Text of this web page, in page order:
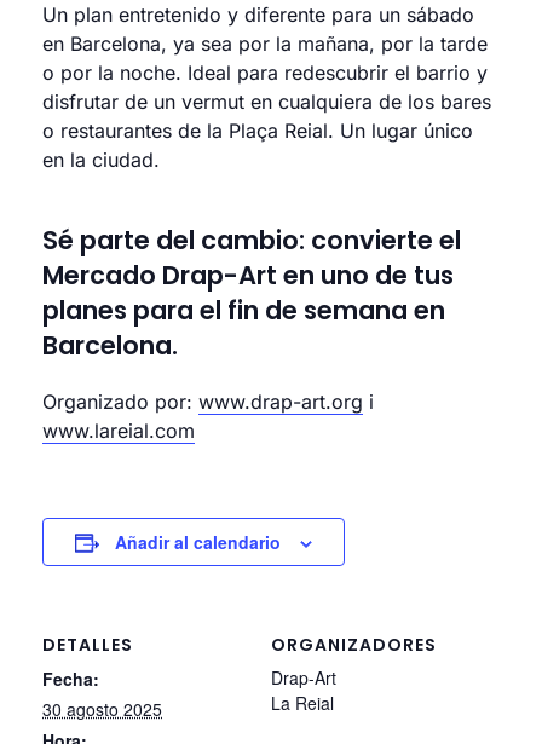
Un plan entretenido y diferente para un sábado
en Barcelona, ya sea por la mañana, por la tarde
o por la noche. Ideal para redescubrir el barrio y
disfrutar de un vermut en cualquiera de los bares
o restaurantes de la Plaça Reial. Un lugar único
en la ciudad.
Sé parte del cambio: convierte el
Mercado Drap-Art en uno de tus
planes para el fin de semana en
Barcelona.
Organizado por: www.drap-art.org i
www.lareial.com
Añadir al calendario
DETALLES
Fecha:
30 agosto 2025
ORGANIZADORES
Drap-Art
La Reial